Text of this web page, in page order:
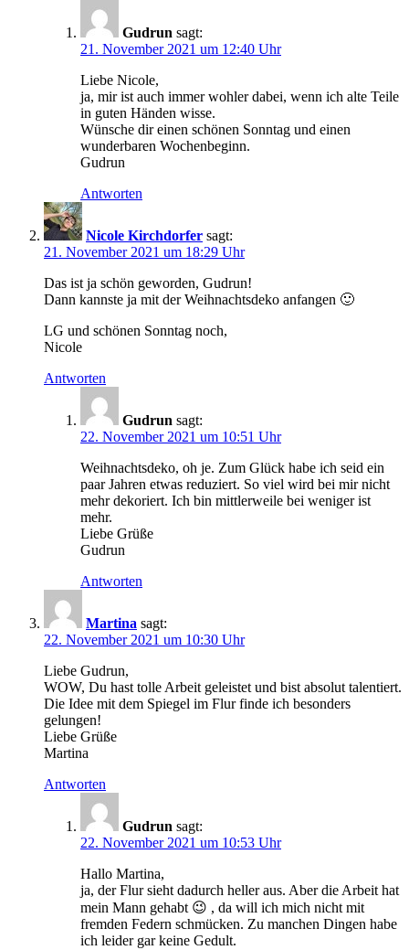
Gudrun sagt:
21. November 2021 um 12:40 Uhr
Liebe Nicole,
ja, mir ist auch immer wohler dabei, wenn ich alte Teile
in guten Händen wisse.
Wünsche dir einen schönen Sonntag und einen
wunderbaren Wochenbeginn.
Gudrun
Antworten
Nicole Kirchdorfer sagt:
21. November 2021 um 18:29 Uhr
Das ist ja schön geworden, Gudrun!
Dann kannste ja mit der Weihnachtsdeko anfangen 🙂
LG und schönen Sonntag noch,
Nicole
Antworten
Gudrun sagt:
22. November 2021 um 10:51 Uhr
Weihnachtsdeko, oh je. Zum Glück habe ich seid ein
paar Jahren etwas reduziert. So viel wird bei mir nicht
mehr dekoriert. Ich bin mittlerweile bei weniger ist
mehr.
Liebe Grüße
Gudrun
Antworten
Martina sagt:
22. November 2021 um 10:30 Uhr
Liebe Gudrun,
WOW, Du hast tolle Arbeit geleistet und bist absolut talentiert.
Die Idee mit dem Spiegel im Flur finde ich besonders
gelungen!
Liebe Grüße
Martina
Antworten
Gudrun sagt:
22. November 2021 um 10:53 Uhr
Hallo Martina,
ja, der Flur sieht dadurch heller aus. Aber die Arbeit hat
mein Mann gehabt 😉 , da will ich mich nicht mit
fremden Federn schmücken. Zu manchen Dingen habe
ich leider gar keine Gedult.